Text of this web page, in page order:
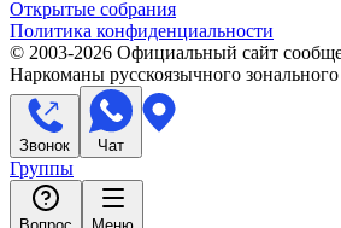
Открытые собрания
Политика конфиденциальности
© 2003-2026 Официальный сайт
Наркоманы русскоязычного
Звонок Чат
Группы